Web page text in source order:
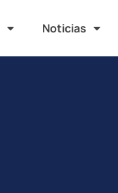
Noticias